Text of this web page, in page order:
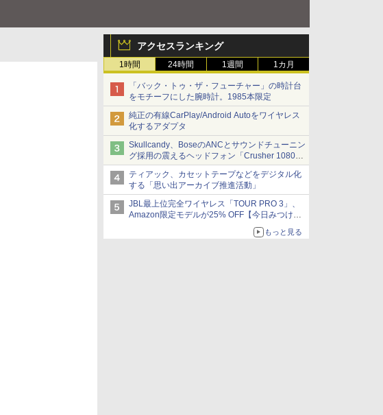
アクセスランキング
1時間 24時間 1週間 1カ月
「バック・トゥ・ザ・フューチャー」の時計台
をモチーフにした腕時計。1985本限定
純正の有線CarPlay/Android Autoをワイヤレス
化するアダプタ
Skullcandy、BoseのANCとサウンドチューニン
グ採用の震えるヘッドフォン「Crusher 1080
ANC」
ティアック、カセットテープなどをデジタル化
する「思い出アーカイブ推進活動」
JBL最上位完全ワイヤレス「TOUR PRO 3」、
Amazon限定モデルが25% OFF【今日みつけた
もっと見る